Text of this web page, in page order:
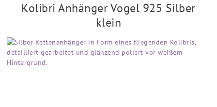
Kolibri Anhänger Vogel 925 Silber
klein